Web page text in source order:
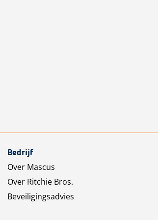
Bedrijf
Over Mascus
Over Ritchie Bros.
Beveiligingsadvies